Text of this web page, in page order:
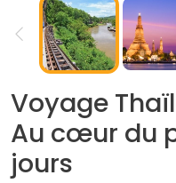
Voyage
Au cœur du
jours